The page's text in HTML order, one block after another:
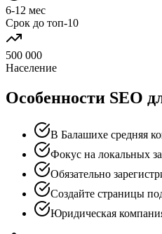
6-12 мес
Срок до топ-10
500 000
Население
Особенности SEO
В Балашихе средняя
Фокус на локальных
Обязательно
Создайте страницы
Юридическая